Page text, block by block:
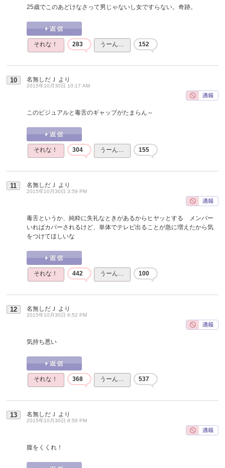
25歳でこのあどけなさって男じゃないし女ですらない。奇跡。
それな！ 283 うーん… 152
10 名無しだＪ より
2015年10月30日 10:17 AM
このビジュアルと毒舌のギャップがたまらん～
それな！ 304 うーん… 155
11 名無しだＪ より
2015年10月30日 3:59 PM
毒舌というか、純粋に失礼なときがあるからヒヤッとする メンバー
いればカバーされるけど、単体でテレビ出ることが急に増えたから気
をつけてほしいな
それな！ 442 うーん… 100
12 名無しだＪ より
2015年10月30日 6:52 PM
気持ち悪い
それな！ 368 うーん… 537
13 名無しだＪ より
2015年10月30日 6:56 PM
腹をくくれ！